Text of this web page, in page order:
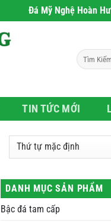
Đá Mỹ Nghệ Hoàn
Tìm
kiếm:
TIN TỨC MỚI
DANH MỤC SẢN PHẨM
Bậc đá tam cấp